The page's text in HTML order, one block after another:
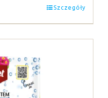
Szczegóły